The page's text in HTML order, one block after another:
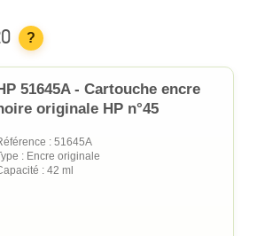
?
51645A - Cartouche encre
originale HP n°45
: 51645A
: Encre originale
: 42 ml